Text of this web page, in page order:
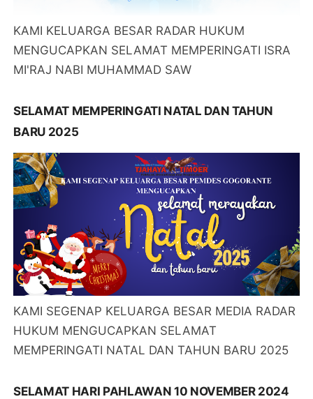
KAMI KELUARGA BESAR RADAR HUKUM
MENGUCAPKAN SELAMAT MEMPERINGATI ISRA
MI'RAJ NABI MUHAMMAD SAW
SELAMAT MEMPERINGATI NATAL DAN TAHUN
BARU 2025
KAMI SEGENAP KELUARGA BESAR MEDIA RADAR
HUKUM MENGUCAPKAN SELAMAT
MEMPERINGATI NATAL DAN TAHUN BARU 2025
SELAMAT HARI PAHLAWAN 10 NOVEMBER 2024